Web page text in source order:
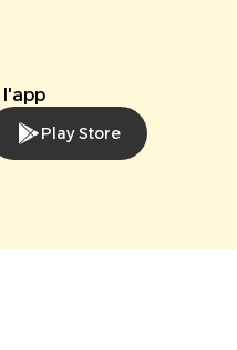
l'app
Play Store